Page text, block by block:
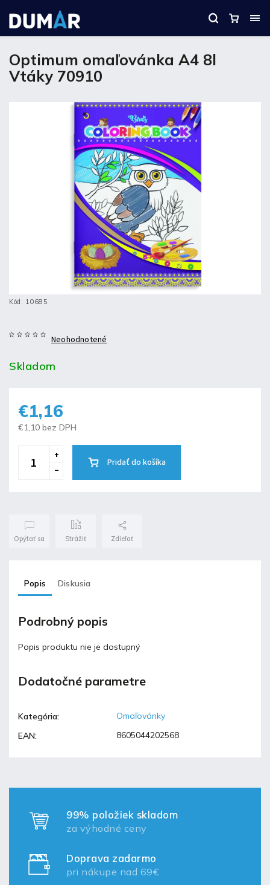
Optimum omaľovánka A4 8l
Vtáky 70910
Kód: 10685
Neohodnotené
Skladom
€1,16
€1,10 bez DPH
Pridať do košíka
Opýtať sa Strážiť Zdieľať
Popis Diskusia
Podrobný popis
Popis produktu nie je dostupný
Dodatočné parametre
Kategória:
Omaľovánky
EAN: 8605044202568
99% položiek skladom
za výhodné ceny
Doprava zadarmo
pri nákupe nad 69€